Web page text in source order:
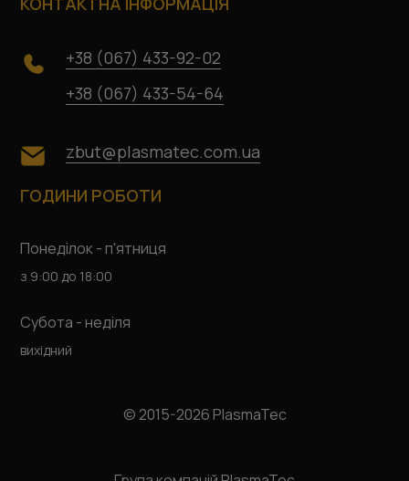
+38 (067) 433-92-02
+38 (067) 433-54-64
zbut@plasmatec.com.ua
ГОДИНИ РОБОТИ
Понеділок - п'ятниця
з 9:00 до 18:00
Субота - неділя
вихідний
© 2015-2026 PlasmaTec